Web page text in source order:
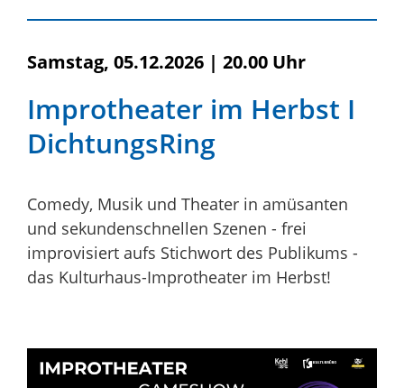
Samstag, 05.12.2026 | 20.00 Uhr
Improtheater im Herbst I
DichtungsRing
Comedy, Musik und Theater in amüsanten
und sekundenschnellen Szenen - frei
improvisiert aufs Stichwort des Publikums -
das Kulturhaus-Improtheater im Herbst!